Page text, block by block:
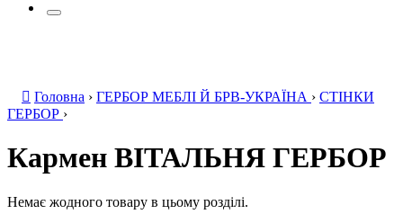
Головна › ГЕРБОР МЕБЛІ Й БРВ-УКРАЇНА › СТІНКИ
ГЕРБОР ›
Кармен ВІТАЛЬНЯ ГЕРБОР
Немає жодного товару в цьому розділі.